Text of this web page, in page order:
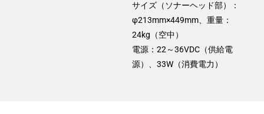
サイズ（ソナーヘッド部）：
φ213mm×449mm、重量：
24kg（空中）
電源：22～36VDC（供給電
源）、33W（消費電力）